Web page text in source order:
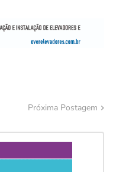
Próxima Postagem